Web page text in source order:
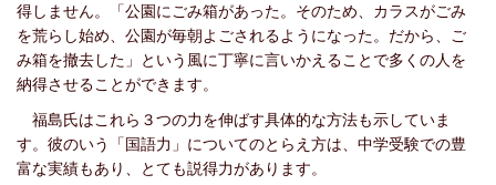
得しません。「公園にごみ箱があった。そのため、カラスがごみ
を荒らし始め、公園が毎朝よごされるようになった。だから、ご
み箱を撤去した」という風に丁寧に言いかえることで多くの人を
納得させることができます。
福島氏はこれら３つの力を伸ばす具体的な方法も示していま
す。彼のいう「国語力」についてのとらえ方は、中学受験での豊
富な実績もあり、とても説得力があります。